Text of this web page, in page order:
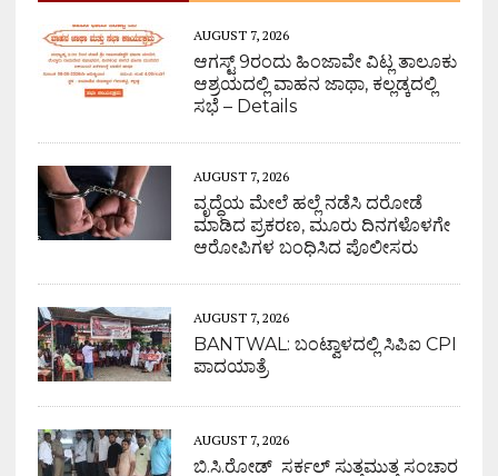
AUGUST 7, 2026
ಆಗಸ್ಟ್ 9ರಂದು ಹಿಂಜಾವೇ ವಿಟ್ಲ ತಾಲೂಕು
ಆಶ್ರಯದಲ್ಲಿ ವಾಹನ ಜಾಥಾ, ಕಲ್ಲಡ್ಕದಲ್ಲಿ
ಸಭೆ – Details
AUGUST 7, 2026
ವೃದ್ಧೆಯ ಮೇಲೆ ಹಲ್ಲೆ ನಡೆಸಿ ದರೋಡೆ
ಮಾಡಿದ ಪ್ರಕರಣ, ಮೂರು ದಿನಗಳೊಳಗೇ
ಆರೋಪಿಗಳ ಬಂಧಿಸಿದ ಪೊಲೀಸರು
AUGUST 7, 2026
BANTWAL: ಬಂಟ್ವಾಳದಲ್ಲಿ ಸಿಪಿಐ CPI
ಪಾದಯಾತ್ರೆ
AUGUST 7, 2026
ಬಿ.ಸಿ.ರೋಡ್ ಸರ್ಕಲ್ ಸುತ್ತಮುತ್ತ ಸಂಚಾರ